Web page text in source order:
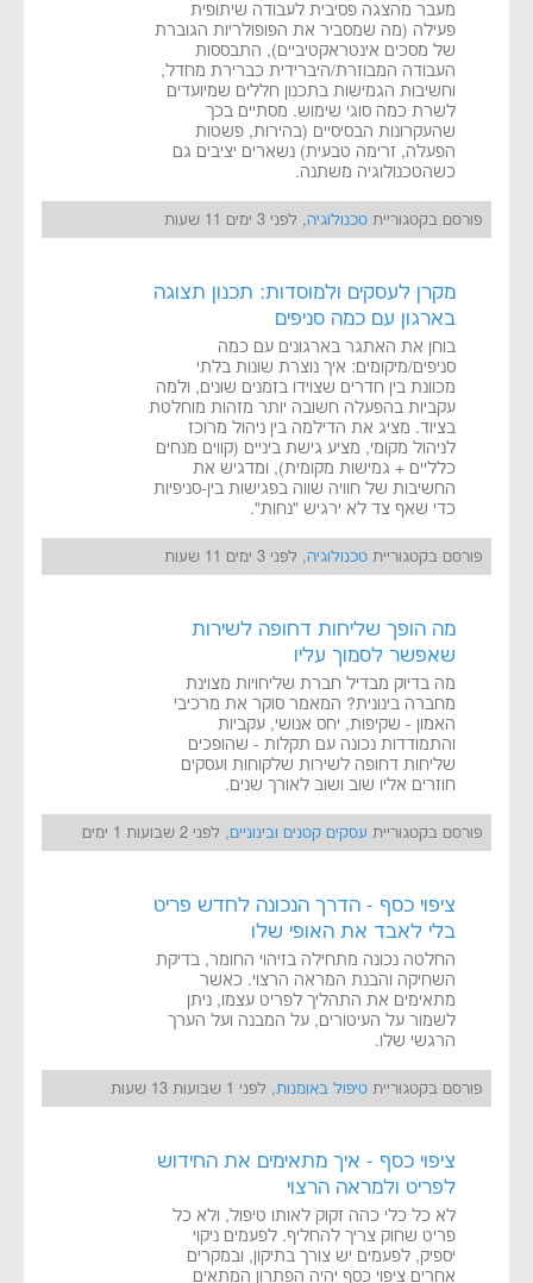
מעבר מהצגה פסיבית לעבודה שיתופית
פעילה (מה שמסביר את הפופולריות הגוברת
של מסכים אינטראקטיביים), התבססות
העבודה המבוזרת/היברידית כברירת מחדל,
וחשיבות הגמישות בתכנון חללים שמיועדים
לשרת כמה סוגי שימוש. מסתיים בכך
שהעקרונות הבסיסיים (בהירות, פשטות
הפעלה, זרימה טבעית) נשארים יציבים גם
כשהטכנולוגיה משתנה.
פורסם בקטגוריית טכנולוגיה, לפני 3 ימים 11 שעות
מקרן לעסקים ולמוסדות: תכנון תצוגה
בארגון עם כמה סניפים
בוחן את האתגר בארגונים עם כמה
סניפים/מיקומים: איך נוצרת שונות בלתי
מכוונת בין חדרים שצוידו בזמנים שונים, ולמה
עקביות בהפעלה חשובה יותר מזהות מוחלטת
בציוד. מציג את הדילמה בין ניהול מרוכז
לניהול מקומי, מציע גישת ביניים (קווים מנחים
כלליים + גמישות מקומית), ומדגיש את
החשיבות של חוויה שווה בפגישות בין-סניפיות
כדי שאף צד לא ירגיש "נחות".
פורסם בקטגוריית טכנולוגיה, לפני 3 ימים 11 שעות
מה הופך שליחות דחופה לשירות
שאפשר לסמוך עליו
מה בדיוק מבדיל חברת שליחויות מצוינת
מחברה בינונית? המאמר סוקר את מרכיבי
האמון - שקיפות, יחס אנושי, עקביות
והתמודדות נכונה עם תקלות - שהופכים
שליחות דחופה לשירות שלקוחות ועסקים
חוזרים אליו שוב ושוב לאורך שנים.
פורסם בקטגוריית עסקים קטנים ובינוניים, לפני 2 שבועות 1 ימים
ציפוי כסף - הדרך הנכונה לחדש פריט
בלי לאבד את האופי שלו
החלטה נכונה מתחילה בזיהוי החומר, בדיקת
השחיקה והבנת המראה הרצוי. כאשר
מתאימים את התהליך לפריט עצמו, ניתן
לשמור על העיטורים, על המבנה ועל הערך
הרגשי שלו.
פורסם בקטגוריית טיפול באומנות, לפני 1 שבועות 13 שעות
ציפוי כסף - איך מתאימים את החידוש
לפריט ולמראה הרצוי
לא כל כלי כהה זקוק לאותו טיפול, ולא כל
פריט שחוק צריך להחליף. לפעמים ניקוי
יספיק, לפעמים יש צורך בתיקון, ובמקרים
אחרים ציפוי כסף יהיה הפתרון המתאים